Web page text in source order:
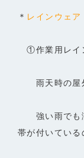
＊ レインウェア
①作業用レイ
雨天時の屋外
強い雨でも濡
帯が付いている